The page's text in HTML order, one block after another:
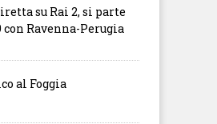
su Rai 2, si parte
Ravenna-Perugia
al Foggia